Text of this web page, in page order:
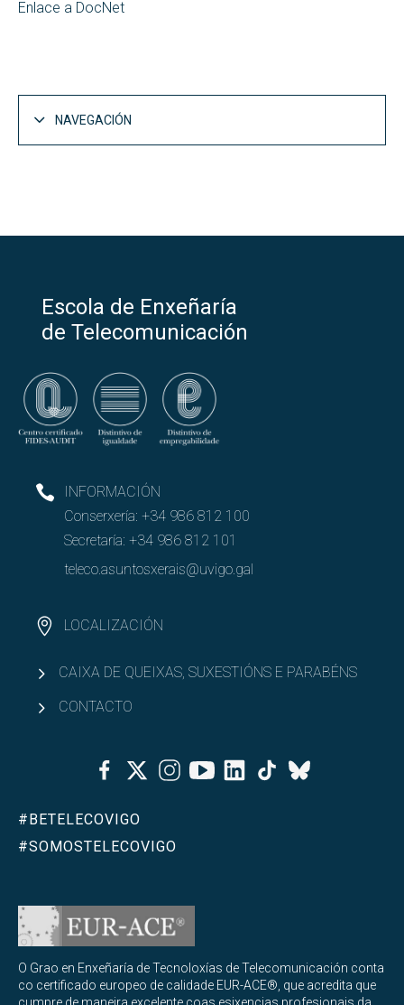
Enlace a DocNet
NAVEGACIÓN
Escola de Enxeñaría
de Telecomunicación
INFORMACIÓN
Conserxería: +34 986 812 100
Secretaría: +34 986 812 101
teleco.asuntosxerais@uvigo.gal
LOCALIZACIÓN
CAIXA DE QUEIXAS, SUXESTIÓNS E PARABÉNS
CONTACTO
FacebookTwitterInstagramYoutubeLinkedinTiktok
Bluesky
#BETELECOVIGO
#SOMOSTELECOVIGO
O Grao en Enxeñaría de Tecnoloxías de Telecomunicación conta
co certificado europeo de calidade EUR-ACE®, que acredita que